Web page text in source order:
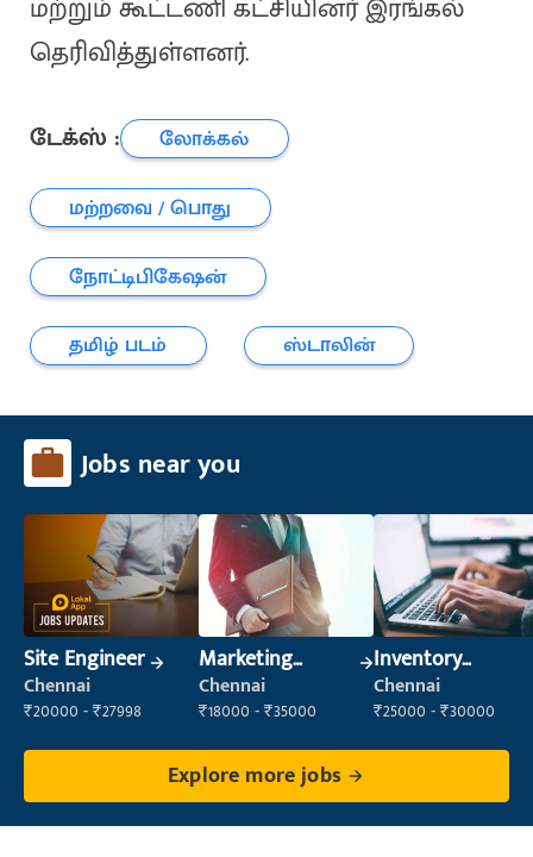
மற்றும் கூட்டணி கட்சியினர் இரங்கல்
தெரிவித்துள்ளனர்.
டேக்ஸ் :
லோக்கல்
மற்றவை / பொது
நோட்டிபிகேஷன்
தமிழ் படம்
ஸ்டாலின்
Jobs near you
Site Engineer
Chennai
₹20000 - ₹27998
Marketing
Executive
Chennai
₹18000 - ₹35000
Inventory
Executive (Store
Inventory)
Chennai
₹25000 - ₹30000
Explore more jobs